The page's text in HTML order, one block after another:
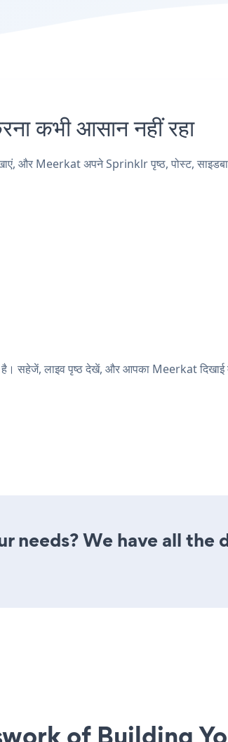
कभी आसान नहीं रहा
और Meerkat अपने Sprinklr पृष्ठ, पोस्ट,
सहेजें, लाइव पृष्ठ देखें, और आपका Meerkat दिखाई
needs? We have all the